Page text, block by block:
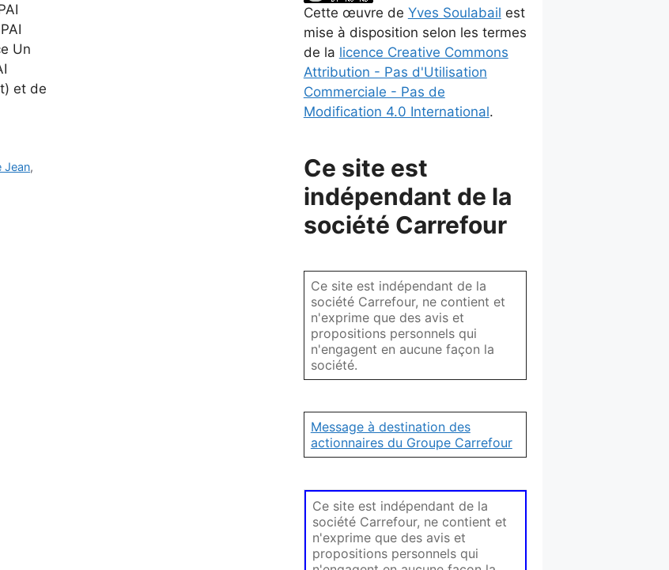
Un
et de
Jean,
Cette œuvre de Yves Soulabail est
mise à disposition selon les termes
de la licence Creative Commons
Attribution - Pas d'Utilisation
Commerciale - Pas de
Modification 4.0 International.
Ce site est
indépendant de la
société Carrefour
Ce site est indépendant de la
société Carrefour, ne contient et
n'exprime que des avis et
propositions personnels qui
n'engagent en aucune façon la
société.
Message à destination des
actionnaires du Groupe Carrefour
Ce site est indépendant de la
société Carrefour, ne contient et
n'exprime que des avis et
propositions personnels qui